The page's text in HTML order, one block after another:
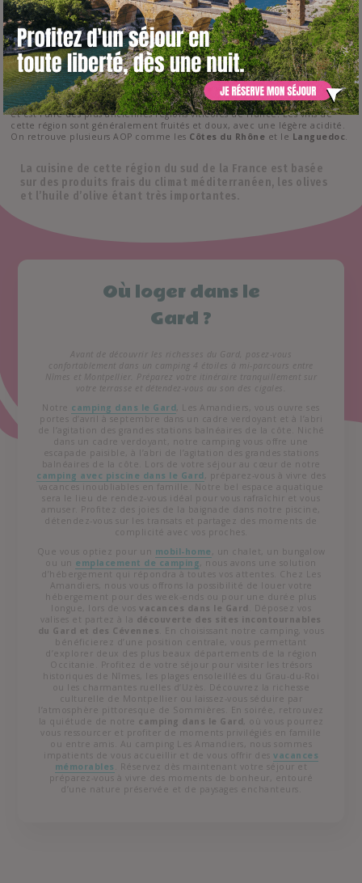
Leriz de Camargue, le vin du Languedoc, la viande de taureau, la truffe
d’Uzès et lePélardon des Cévennessont autant de plats typiques du
Gard. Plusieurs de ces produits ont reçu des labels de distinctions
comme l’AOP et l’IGP.
Les Cévennes, une région de saveurs: Retrouvez des produits typiques
de la région : Oignon doux, Pélardon (fromage de chèvre), Chapon,
Piment…
Vins du Languedoc :Le Gard a une longue histoire de production de vin
et est l’une des plus anciennes régions viticoles de France. Les vins de
cette région sont généralement fruités et doux, avec une légère acidité.
On retrouve plusieurs AOP comme les Côtes du Rhône et le Languedoc
La cuisine de cette région du sud de la France est basée
sur des produits frais du climat méditerranéen, les olives
et l’huile d’olive étant très importantes.
Où loger dans le
Gard ?
Avant de découvrir les richesses du Gard, posez-vous
confortablement dans un camping 4 étoiles à mi-parcours entre
Nîmes et Montpellier.
Préparez votre itinéraire tranquillement sur
votre terrasse et détendez-vous au son des cigales.
Notre camping dans le Gard , Les Amandiers, vous ouvre ses
portes d’avril à septembre dans un cadre verdoyant et à l’abri
de l’agitation des grandes stations balnéaires de la côte. Niché
dans un cadre verdoyant, notre camping vous offre une
escapade paisible, à l’abri de l’agitation des grandes stations
balnéaires de la côte. Lors de votre séjour au cœur de notre
camping avec piscine dans le Gard , préparez-vous à vivre des
vacances inoubliables en famille. Notre bel espace aquatique
sera le lieu de rendez-vous idéal pour vous rafraîchir et vous
amuser. Profitez des joies de la baignade dans notre piscine,
détendez-vous sur les transats et partagez des moments de
complicité avec vos proches.
Que vous optiez pour un
mobil-home
, un chalet, un bungalow
ou un emplacement de camping , nous avons une solution
d’hébergement qui répondra à toutes vos attentes. Chez Les
Amandiers, nous vous offrons la possibilité de louer votre
hébergement pour des week-ends ou pour une durée plus
longue, lors de vos vacances dans le Gard
. Déposez vos
valises et partez à la découverte des sites incontournables
du Gard et des Cévennes . En choisissant notre camping, vous
bénéficierez d’une position centrale, vous permettant
d’explorer deux des plus beaux départements de la région
Occitanie. Profitez de votre séjour pour visiter les trésors
historiques de Nîmes, les plages ensoleillées du Grau-du-Roi
ou les charmantes ruelles d’Uzès. Découvrez la richesse
culturelle de Montpellier ou laissez-vous séduire par
l’atmosphère pittoresque de Sommières. En soirée, retrouvez
la quiétude de notre camping dans le Gard , où vous pourrez
vous ressourcer et profiter de moments privilégiés en famille
ou entre amis. Au camping Les Amandiers, nous sommes
impatients de vous accueillir et de vous offrir des vacances
mémorables
. Réservez dès maintenant votre séjour et
préparez-vous à vivre des moments de bonheur, entouré
d’une nature préservée et de paysages enchanteurs.